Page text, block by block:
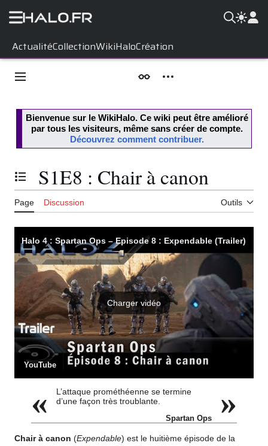
ActualitéCollectionWikiHaloCréation
contenu
Menu principal ApparenceOutils personnels
Bienvenue sur le WikiHalo. Ce wiki peut être amélioré
par tous les visiteurs, même sans créer de compte.
Découvrez comment contribuer.
Basculer la table des matières
S1E8 : Chair à canon
Page Discussion Outils
Halo 4 : Spartan Ops – Episode 8 : Expendable (Trailer)
Charger vidéo
YouTube
«
L’attaque prométhéenne se termine
d’une façon très troublante.
Spartan Ops »
Chair à canon (Expendable) est le huitième épisode de la